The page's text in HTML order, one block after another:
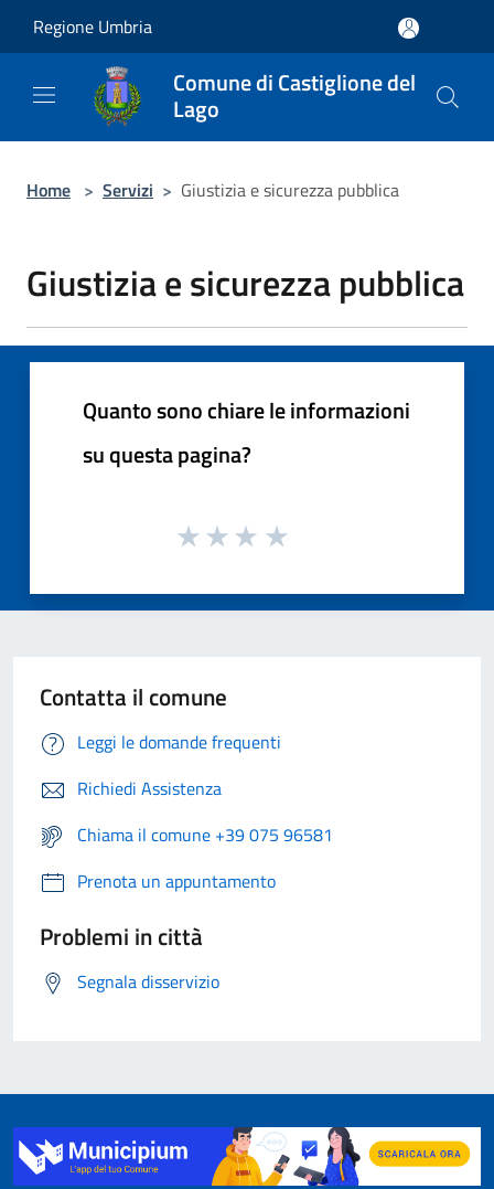
Regione Umbria
Comune di Castiglione del
Lago
Home > Servizi > Giustizia e sicurezza pubblica
Giustizia e sicurezza pubblica
Quanto sono chiare le informazioni
su questa pagina?
Contatta il comune
Leggi le domande frequenti
Richiedi Assistenza
Chiama il comune +39 075 96581
Prenota un appuntamento
Problemi in città
Segnala disservizio